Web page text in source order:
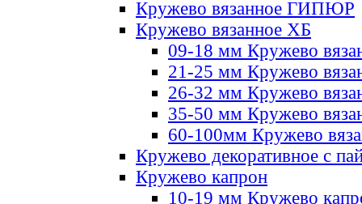
Кружево вязанное ГИПЮР
Кружево вязанное ХБ
09-18 мм Кружево
21-25 мм Кружево
26-32 мм Кружево
35-50 мм Кружево
60-100мм Кружево
Кружево декоративное с
Кружево капрон
10-19 мм Кружево